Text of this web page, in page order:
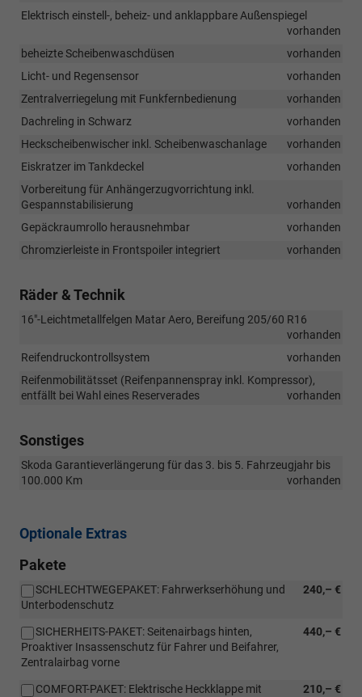
Elektrisch einstell-, beheiz- und anklappbare Außenspiegel
vorhanden
beheizte Scheibenwaschdüsen
vorhanden
Licht- und Regensensor
vorhanden
Zentralverriegelung mit Funkfernbedienung
vorhanden
Dachreling in Schwarz
vorhanden
Heckscheibenwischer inkl. Scheibenwaschanlage
vorhanden
Eiskratzer im Tankdeckel
vorhanden
Vorbereitung für Anhängerzugvorrichtung inkl.
Gespannstabilisierung
vorhanden
Gepäckraumrollo herausnehmbar
vorhanden
Chromzierleiste in Frontspoiler integriert
vorhanden
Räder & Technik
16"-Leichtmetallfelgen Matar Aero, Bereifung 205/60 R16
vorhanden
Reifendruckontrollsystem
vorhanden
Reifenmobilitätsset (Reifenpannenspray inkl. Kompressor),
entfällt bei Wahl eines Reserverades
vorhanden
Sonstiges
Skoda Garantieverlängerung für das 3. bis 5. Fahrzeugjahr bis
100.000 Km
vorhanden
Optionale Extras
Pakete
240,– €
SCHLECHTWEGEPAKET: Fahrwerkserhöhung und
Unterbodenschutz
440,– €
SICHERHEITS-PAKET: Seitenairbags hinten,
Proaktiver Insassenschutz für Fahrer und Beifahrer,
Zentralairbag vorne
210,– €
COMFORT-PAKET: Elektrische Heckklappe mit